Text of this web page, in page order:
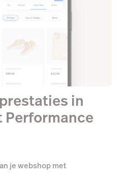
in
Performance
je webshop met